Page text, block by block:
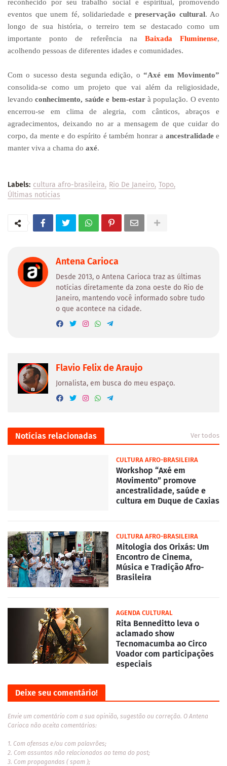
reconhecido por seu trabalho social e espiritual, promovendo
eventos que unem fé, solidariedade e preservação cultural. Ao
longo de sua história, o terreiro tem se destacado como um
importante ponto de referência na Baixada Fluminense,
acolhendo pessoas de diferentes idades e comunidades.
Com o sucesso desta segunda edição, o“Axé em Movimento”
consolida-se como um projeto que vai além da religiosidade,
levandoconhecimento, saúde e bem-estarà população. O evento
encerrou-se em clima de alegria, com cânticos, abraços e
agradecimentos, deixando no ar a mensagem de que cuidar do
corpo, da mente e do espírito é também honrar a ancestralidadee
manter viva a chama do axé.
Labels: cultura afro-brasileira Rio De Janeiro Topo
Últimas noticias
Antena Carioca
Desde 2013, o Antena Carioca traz as últimas
notícias diretamente da zona oeste do Rio de
Janeiro, mantendo você informado sobre tudo
o que acontece na cidade.
Flavio Felix de Araujo
Jornalista, em busca do meu espaço.
Notícias relacionadas Ver todos
CULTURA AFRO-BRASILEIRA
Workshop “Axé em
Movimento” promove
ancestralidade, saúde e
cultura em Duque de Caxias
CULTURA AFRO-BRASILEIRA
Mitologia dos Orixás: Um
Encontro de Cinema,
Música e Tradição Afro-
Brasileira
AGENDA CULTURAL
Rita Benneditto leva o
aclamado show
Tecnomacumba ao Circo
Voador com participações
especiais
Deixe seu comentário!
Envie um comentário com a sua opinião, sugestão ou correção. O Antena
Carioca não aceita comentários:
1. Com ofensas e/ou com palavrões;
2. Com assuntos não relacionados ao tema do post;
3. Com propagandas ( spam );